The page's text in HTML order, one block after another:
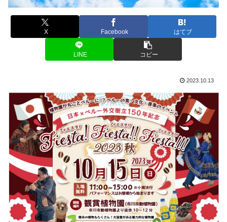
X Facebook はてブ
LINE コピー
2023.10.13